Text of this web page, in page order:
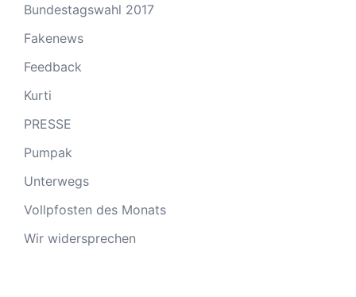
Bundestagswahl 2017
Fakenews
Feedback
Kurti
PRESSE
Pumpak
Unterwegs
Vollpfosten des Monats
Wir widersprechen